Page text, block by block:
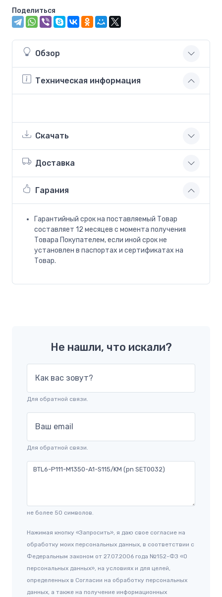
Поделиться
Обзор
Техническая информация
Скачать
Доставка
Гарания
Гарантийный срок на поставляемый Товар
составляет 12 месяцев с момента получения
Товара Покупателем, если иной срок не
установлен в паспортах и сертификатах на
Товар.
Не нашли, что искали?
Как вас зовут?
Для обратной связи.
Ваш email
Для обратной связи.
не более 50 символов.
Нажимая кнопку «Запросить», я даю свое согласие на
обработку моих персональных данных, в соответствии с
Федеральным законом от 27.07.2006 года №152-ФЗ «О
персональных данных», на условиях и для целей,
определенных в Согласии на обработку персональных
данных, а также на получение информационных